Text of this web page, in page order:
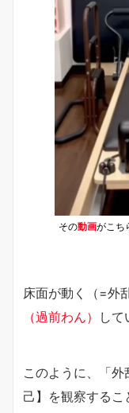
その動画がこち
床面が動く（=外
（過前わん）
して
このように、「
己】を観察するこ